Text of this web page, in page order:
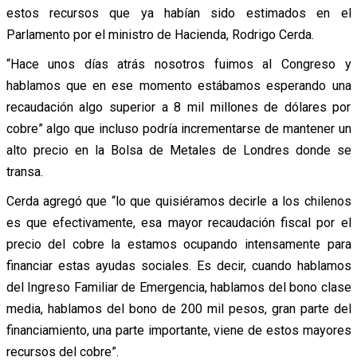
estos recursos que ya habían sido estimados en el
Parlamento por el ministro de Hacienda, Rodrigo Cerda.
“Hace unos días atrás nosotros fuimos al Congreso y
hablamos que en ese momento estábamos esperando una
recaudación algo superior a 8 mil millones de dólares por
cobre” algo que incluso podría incrementarse de mantener un
alto precio en la Bolsa de Metales de Londres donde se
transa.
Cerda agregó que “lo que quisiéramos decirle a los chilenos
es que efectivamente, esa mayor recaudación fiscal por el
precio del cobre la estamos ocupando intensamente para
financiar estas ayudas sociales. Es decir, cuando hablamos
del Ingreso Familiar de Emergencia, hablamos del bono clase
media, hablamos del bono de 200 mil pesos, gran parte del
financiamiento, una parte importante, viene de estos mayores
recursos del cobre”.